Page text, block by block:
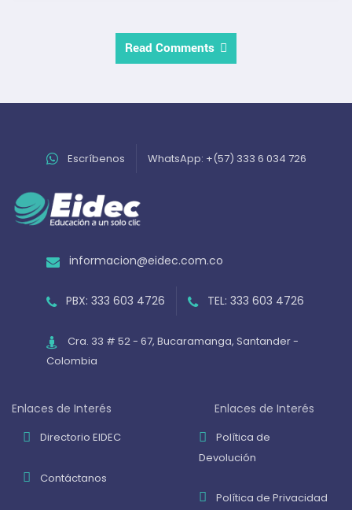
Read Comments
Escríbenos WhatsApp: +(57) 333 6 034 726
informacion@eidec.com.co
PBX: 333 603 4726 TEL: 333 603 4726
Cra. 33 # 52 - 67, Bucaramanga, Santander -
Colombia
Enlaces de Interés
Directorio EIDEC
Contáctanos
Enlaces de Interés
Política de
Devolución
Política de Privacidad